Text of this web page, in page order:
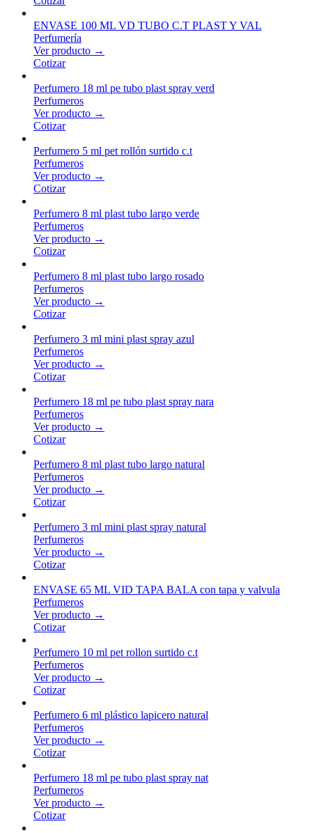
ENVASE 100 ML VD TUBO C.T PLAST Y VAL
Perfumería
Ver producto →
Cotizar
Perfumero 18 ml pe tubo plast spray verd
Perfumeros
Ver producto →
Cotizar
Perfumero 5 ml pet rollón surtido c.t
Perfumeros
Ver producto →
Cotizar
Perfumero 8 ml plast tubo largo verde
Perfumeros
Ver producto →
Cotizar
Perfumero 8 ml plast tubo largo rosado
Perfumeros
Ver producto →
Cotizar
Perfumero 3 ml mini plast spray azul
Perfumeros
Ver producto →
Cotizar
Perfumero 18 ml pe tubo plast spray nara
Perfumeros
Ver producto →
Cotizar
Perfumero 8 ml plast tubo largo natural
Perfumeros
Ver producto →
Cotizar
Perfumero 3 ml mini plast spray natural
Perfumeros
Ver producto →
Cotizar
ENVASE 65 ML VID TAPA BALA con tapa y valvula
Perfumeros
Ver producto →
Cotizar
Perfumero 10 ml pet rollon surtido c.t
Perfumeros
Ver producto →
Cotizar
Perfumero 6 ml plástico lapicero natural
Perfumeros
Ver producto →
Cotizar
Perfumero 18 ml pe tubo plast spray nat
Perfumeros
Ver producto →
Cotizar